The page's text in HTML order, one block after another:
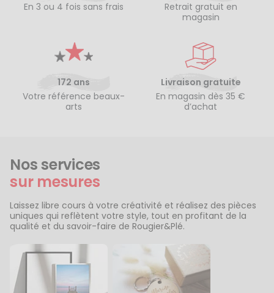
En 3 ou 4 fois sans frais
Retrait gratuit en
magasin
172 ans
Votre référence beaux-
arts
Livraison gratuite
En magasin dès 35 €
d’achat
Nos services
sur mesures
Laissez libre cours à votre créativité et réalisez des pièces
uniques qui reflètent votre style, tout en profitant de la
qualité et du savoir-faire de Rougier&Plé.